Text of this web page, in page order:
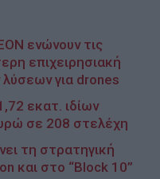
ενώνουν τις
επιχειρησιακή
για drones
εκατ. ιδίων
σε 208 στελέχη
τη στρατηγική
και στο “Block 10”